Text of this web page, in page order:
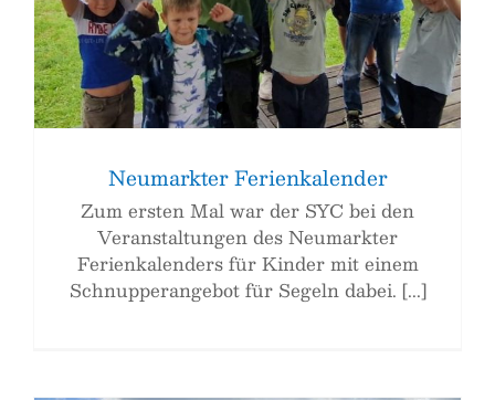
Neumarkter Ferienkalender
Zum ersten Mal war der SYC bei den
Veranstaltungen des Neumarkter
Ferienkalenders für Kinder mit einem
Schnupperangebot für Segeln dabei. [...]